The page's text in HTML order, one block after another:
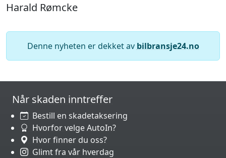
Harald Rømcke
Denne nyheten er dekket av bilbransje24.no
Når skaden inntreffer
Bestill en skadetaksering
Hvorfor velge AutoIn?
Hvor finner du oss?
Glimt fra vår hverdag